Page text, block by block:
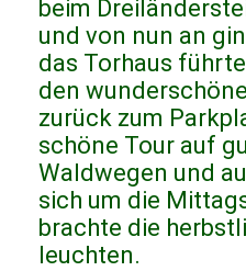
beim
und von nun an
das Torhaus
den
zurück zum
schöne Tour auf
Waldwegen und
sich um die
brachte die
leuchten.